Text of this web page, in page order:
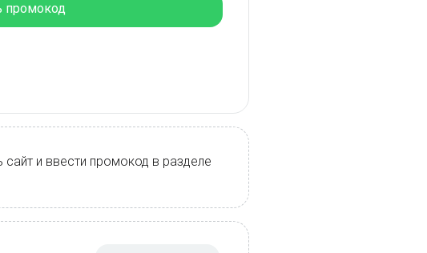
промокод
и ввести промокод в разделе